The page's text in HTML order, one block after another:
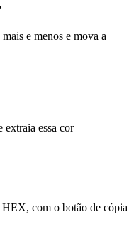
e menos e mova a
extraia essa cor
com o botão de cópia